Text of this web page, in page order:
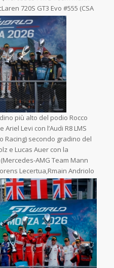
720S GT3 Evo #555 (CSA
più alto del podio Rocco
Levi con l’Audi R8 LMS
Racing) secondo gradino del
e Lucas Auer con la
AMG Team Mann
Lecertua,Rmain Andriolo